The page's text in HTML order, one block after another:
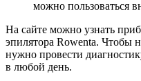
можно пользоваться
На сайте можно узнать
эпилятора Rowenta. Чтобы
нужно провести
в любой день.